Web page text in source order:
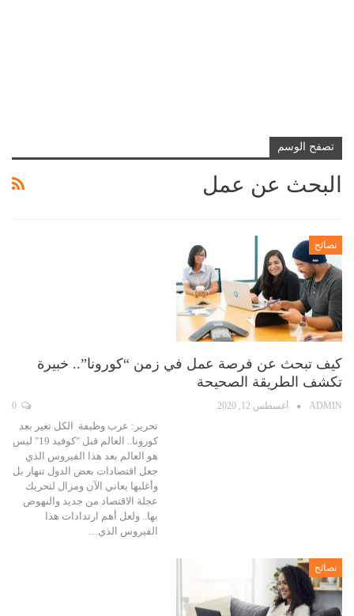
تصفح الوسم
البحث عن عمل
نصائح
كيف تبحث عن فرصة عمل في زمن “كورونا”.. خبيرة
تكشف الطريقة الصحيحة
ADMIN أغسطس 12, 2020
تحرير: عرب وظيفة الكل تغير بعد
كورونا.. العالم قبل "كوفيد 19" ليس
هو العالم بعد هذا الفيروس الذي
جعل اقتصادات بعض الدول تنهار بل
وأغلبها يعاني الآن ومزال لتحريك
عجلة الاقتصاد من جديد والنهوض
بها.. ولعل أهم ارتدادات هذا
الفيروس الذي…
نصائح